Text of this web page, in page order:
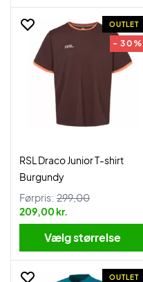
OUTLET
- 30%
RSL Draco Junior T-shirt
Burgundy
Førpris: 299,00
209,00 kr.
Vælg størrelse
OUTLET